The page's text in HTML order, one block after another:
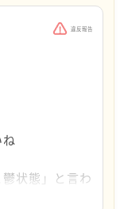
がまだ残って
うね…大したこ
ると思われる
ね…
違反報告
状態」と言わ
と思われるこ